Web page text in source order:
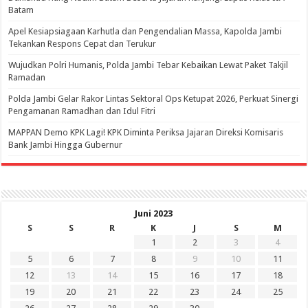
Batam
Apel Kesiapsiagaan Karhutla dan Pengendalian Massa, Kapolda Jambi
Tekankan Respons Cepat dan Terukur
Wujudkan Polri Humanis, Polda Jambi Tebar Kebaikan Lewat Paket Takjil
Ramadan
Polda Jambi Gelar Rakor Lintas Sektoral Ops Ketupat 2026, Perkuat Sinergi
Pengamanan Ramadhan dan Idul Fitri
‎MAPPAN Demo KPK Lagi! KPK Diminta Periksa Jajaran Direksi Komisaris
Bank Jambi Hingga Gubernur ‎
Juni 2023
S
S R K J S
M
1
2 3
4
5
6 7 8 9 10
11
12
13 14 15 16 17
18
19
20 21 22 23 24
25